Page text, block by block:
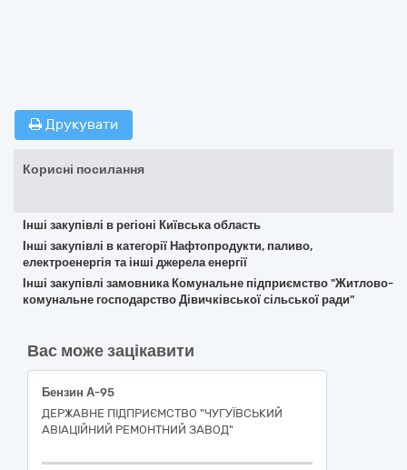
Друкувати
Корисні посилання
Інші закупівлі в регіоні Київська область
Інші закупівлі в категорії Нафтопродукти, паливо,
електроенергія та інші джерела енергії
Інші закупівлі замовника Комунальне підприємство "Житлово-
комунальне господарство Дівичківської сільської ради"
Вас може зацікавити
Бензин А-95
ДЕРЖАВНЕ ПІДПРИЄМСТВО "ЧУГУЇВСЬКИЙ
АВІАЦІЙНИЙ РЕМОНТНИЙ ЗАВОД"